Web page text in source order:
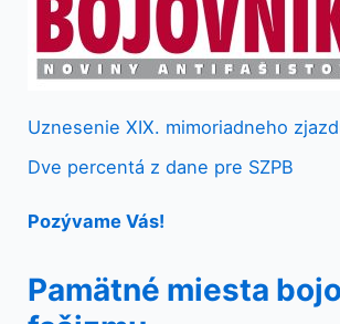
Uznesenie XIX. mimoriadneho
Dve percentá z dane pre SZPB
Pozývame Vás!
Pamätné miesta